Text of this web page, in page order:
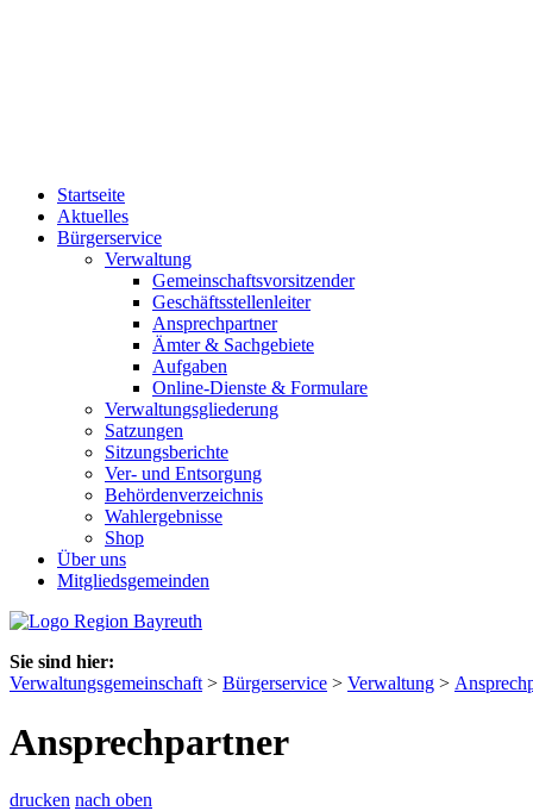
Startseite
Aktuelles
Bürgerservice
Verwaltung
Gemeinschaftsvorsitzender
Geschäftsstellenleiter
Ansprechpartner
Ämter & Sachgebiete
Aufgaben
Online-Dienste & Formulare
Verwaltungsgliederung
Satzungen
Sitzungsberichte
Ver- und Entsorgung
Behördenverzeichnis
Wahlergebnisse
Shop
Über uns
Mitgliedsgemeinden
Sie sind hier:
Verwaltungsgemeinschaft > Bürgerservice > Verwaltung >
Ansprechpartner
drucken nach oben